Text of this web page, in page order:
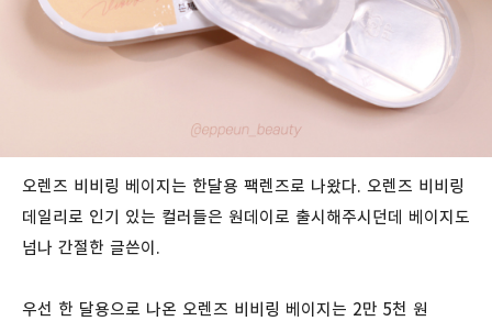
오렌즈 비비링 베이지는 한달용 팩렌즈로 나왔다. 오렌즈 비비링
데일리로 인기 있는 컬러들은 원데이로 출시해주시던데 베이지도
넘나 간절한 글쓴이.
우선 한 달용으로 나온 오렌즈 비비링 베이지는 2만 5천 원